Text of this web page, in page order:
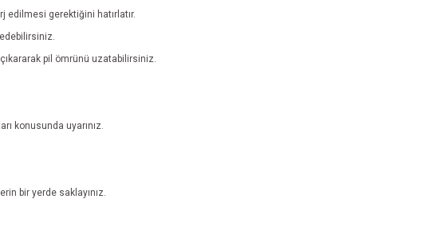
edilmesi gerektiğini hatırlatır.
pil ömrünü uzatabilirsiniz.
konusunda uyarınız.
bir yerde saklayınız.